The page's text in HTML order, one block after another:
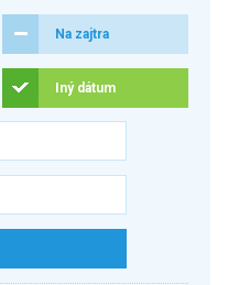
Na zajtra
Iný dátum